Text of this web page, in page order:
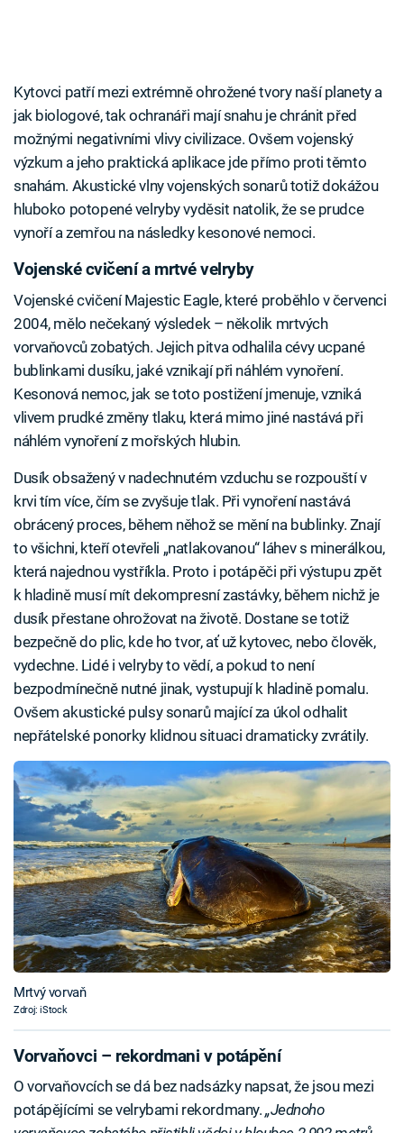
Kytovci patří mezi extrémně ohrožené tvory naší planety a
jak biologové, tak ochranáři mají snahu je chránit před
možnými negativními vlivy civilizace. Ovšem vojenský
výzkum a jeho praktická aplikace jde přímo proti těmto
snahám. Akustické vlny vojenských sonarů totiž dokážou
hluboko potopené velryby vyděsit natolik, že se prudce
vynoří a zemřou na následky kesonové nemoci.
Vojenské cvičení a mrtvé velryby
Vojenské cvičení Majestic Eagle, které proběhlo v červenci
2004, mělo nečekaný výsledek – několik mrtvých
vorvaňovců zobatých. Jejich pitva odhalila cévy ucpané
bublinkami dusíku, jaké vznikají při náhlém vynoření.
Kesonová nemoc, jak se toto postižení jmenuje, vzniká
vlivem prudké změny tlaku, která mimo jiné nastává při
náhlém vynoření z mořských hlubin.
Dusík obsažený v nadechnutém vzduchu se rozpouští v
krvi tím více, čím se zvyšuje tlak. Při vynoření nastává
obrácený proces, během něhož se mění na bublinky. Znají
to všichni, kteří otevřeli „natlakovanou“ láhev s minerálkou,
která najednou vystříkla. Proto i potápěči při výstupu zpět
k hladině musí mít dekompresní zastávky, během nichž je
dusík přestane ohrožovat na životě. Dostane se totiž
bezpečně do plic, kde ho tvor, ať už kytovec, nebo člověk,
vydechne. Lidé i velryby to vědí, a pokud to není
bezpodmínečně nutné jinak, vystupují k hladině pomalu.
Ovšem akustické pulsy sonarů mající za úkol odhalit
nepřátelské ponorky klidnou situaci dramaticky zvrátily.
Mrtvý vorvaň
Zdroj: iStock
Vorvaňovci – rekordmani v potápění
O vorvaňovcích se dá bez nadsázky napsat, že jsou mezi
potápějícími se velrybami rekordmany. „Jednoho